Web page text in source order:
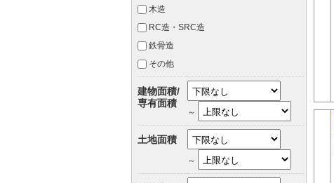
木造
RC造・SRC造
鉄骨造
その他
建物面積/
専有面積
～
土地面積
～